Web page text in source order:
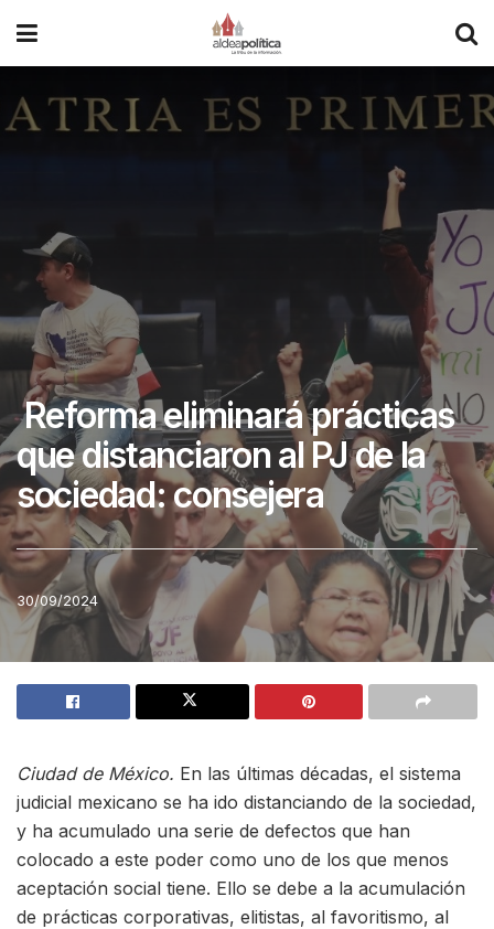
Reforma eliminará prácticas
que distanciaron al PJ de la
sociedad: consejera
30/09/2024
Ciudad de México. En las últimas décadas, el sistema
judicial mexicano se ha ido distanciando de la sociedad,
y ha acumulado una serie de defectos que han
colocado a este poder como uno de los que menos
aceptación social tiene. Ello se debe a la acumulación
de prácticas corporativas, elitistas, al favoritismo, al